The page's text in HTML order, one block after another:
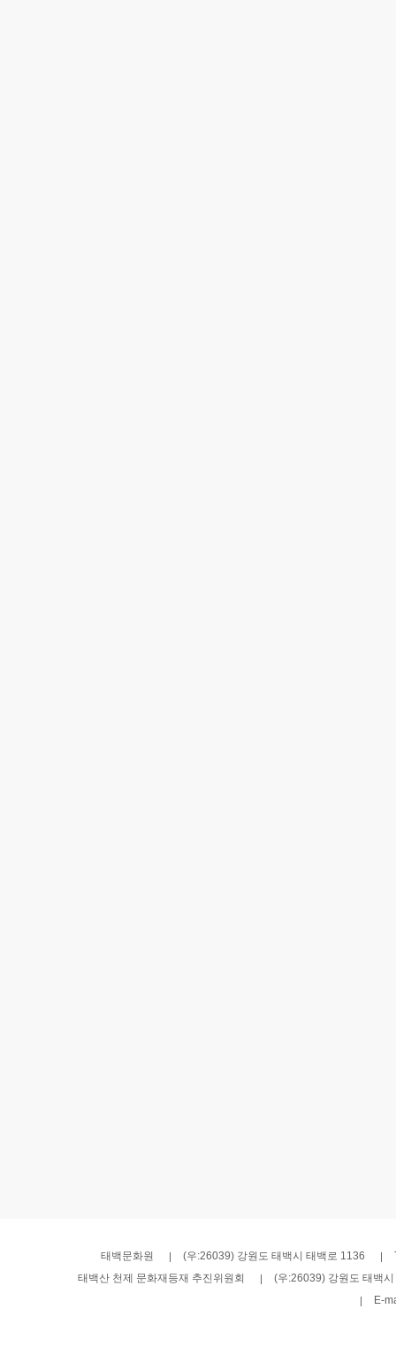
태백문화원 (우:26039) 강원도 태백시 태백로 1136
태백산 천제 문화재등재 추진위원회
(우:26039) 강원도 태백
E-